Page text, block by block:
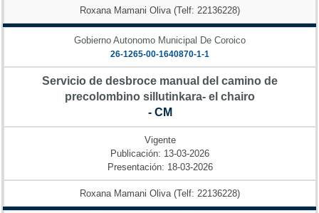
Roxana Mamani Oliva (Telf: 22136228)
Gobierno Autonomo Municipal De Coroico
26-1265-00-1640870-1-1
Servicio de desbroce manual del camino de
precolombino sillutinkara- el chairo
- CM
Vigente
Publicación: 13-03-2026
Presentación: 18-03-2026
Roxana Mamani Oliva (Telf: 22136228)